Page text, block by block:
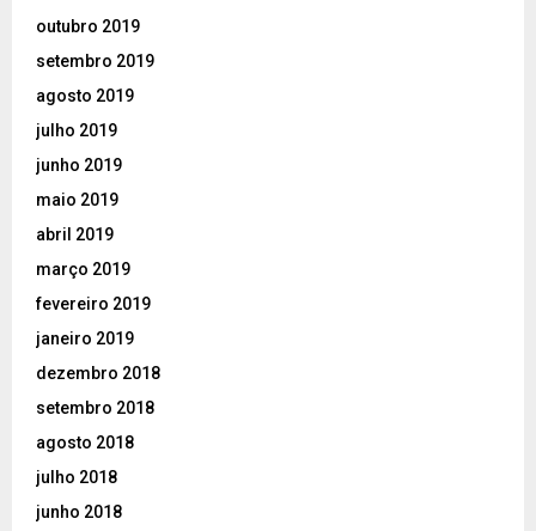
outubro 2019
setembro 2019
agosto 2019
julho 2019
junho 2019
maio 2019
abril 2019
março 2019
fevereiro 2019
janeiro 2019
dezembro 2018
setembro 2018
agosto 2018
julho 2018
junho 2018